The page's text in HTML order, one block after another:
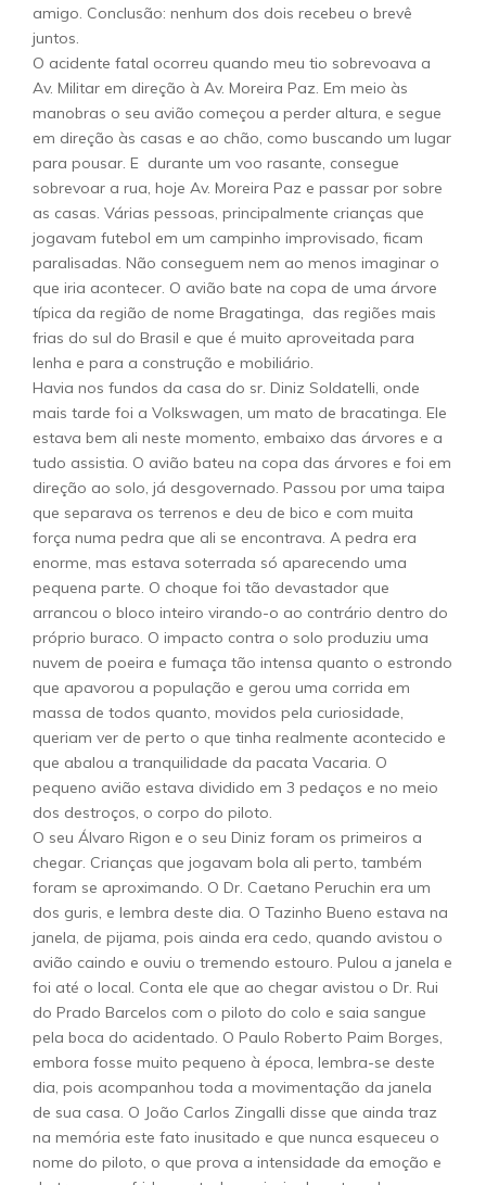
amigo. Conclusão: nenhum dos dois recebeu o brevê
juntos.
O acidente fatal ocorreu quando meu tio sobrevoava a
Av. Militar em direção à Av. Moreira Paz. Em meio às
manobras o seu avião começou a perder altura, e segue
em direção às casas e ao chão, como buscando um lugar
para pousar. E durante um voo rasante, consegue
sobrevoar a rua, hoje Av. Moreira Paz e passar por sobre
as casas. Várias pessoas, principalmente crianças que
jogavam futebol em um campinho improvisado, ficam
paralisadas. Não conseguem nem ao menos imaginar o
que iria acontecer. O avião bate na copa de uma árvore
típica da região de nome Bragatinga, das regiões mais
frias do sul do Brasil e que é muito aproveitada para
lenha e para a construção e mobiliário.
Havia nos fundos da casa do sr. Diniz Soldatelli, onde
mais tarde foi a Volkswagen, um mato de bracatinga. Ele
estava bem ali neste momento, embaixo das árvores e a
tudo assistia. O avião bateu na copa das árvores e foi em
direção ao solo, já desgovernado. Passou por uma taipa
que separava os terrenos e deu de bico e com muita
força numa pedra que ali se encontrava. A pedra era
enorme, mas estava soterrada só aparecendo uma
pequena parte. O choque foi tão devastador que
arrancou o bloco inteiro virando-o ao contrário dentro do
próprio buraco. O impacto contra o solo produziu uma
nuvem de poeira e fumaça tão intensa quanto o estrondo
que apavorou a população e gerou uma corrida em
massa de todos quanto, movidos pela curiosidade,
queriam ver de perto o que tinha realmente acontecido e
que abalou a tranquilidade da pacata Vacaria. O
pequeno avião estava dividido em 3 pedaços e no meio
dos destroços, o corpo do piloto.
O seu Álvaro Rigon e o seu Diniz foram os primeiros a
chegar. Crianças que jogavam bola ali perto, também
foram se aproximando. O Dr. Caetano Peruchin era um
dos guris, e lembra deste dia. O Tazinho Bueno estava na
janela, de pijama, pois ainda era cedo, quando avistou o
avião caindo e ouviu o tremendo estouro. Pulou a janela e
foi até o local. Conta ele que ao chegar avistou o Dr. Rui
do Prado Barcelos com o piloto do colo e saia sangue
pela boca do acidentado. O Paulo Roberto Paim Borges,
embora fosse muito pequeno à época, lembra-se deste
dia, pois acompanhou toda a movimentação da janela
de sua casa. O João Carlos Zingalli disse que ainda traz
na memória este fato inusitado e que nunca esqueceu o
nome do piloto, o que prova a intensidade da emoção e